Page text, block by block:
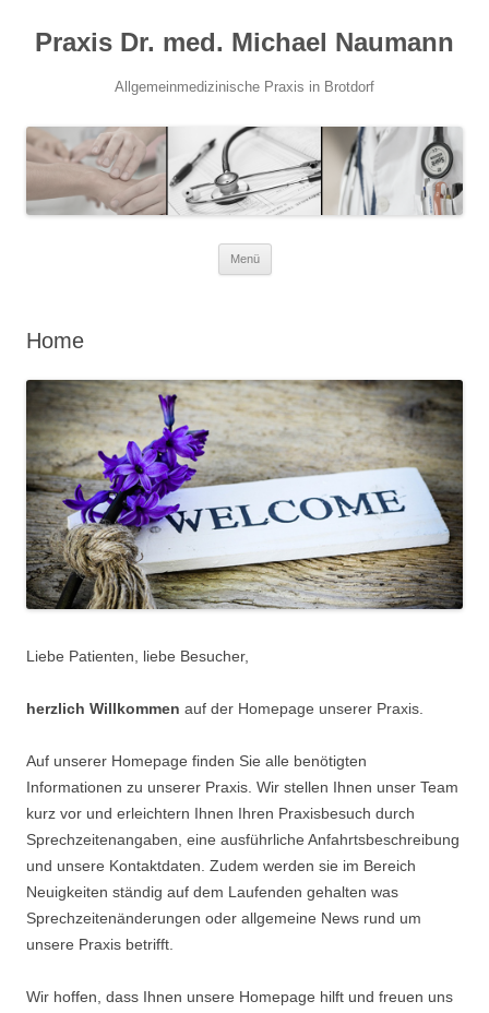
Praxis Dr. med. Michael Naumann
Allgemeinmedizinische Praxis in Brotdorf
Menü
Home
Liebe Patienten, liebe Besucher,
herzlich Willkommen auf der Homepage unserer Praxis.
Auf unserer Homepage finden Sie alle benötigten
Informationen zu unserer Praxis. Wir stellen Ihnen unser Team
kurz vor und erleichtern Ihnen Ihren Praxisbesuch durch
Sprechzeitenangaben, eine ausführliche Anfahrtsbeschreibung
und unsere Kontaktdaten. Zudem werden sie im Bereich
Neuigkeiten ständig auf dem Laufenden gehalten was
Sprechzeitenänderungen oder allgemeine News rund um
unsere Praxis betrifft.
Wir hoffen, dass Ihnen unsere Homepage hilft und freuen uns